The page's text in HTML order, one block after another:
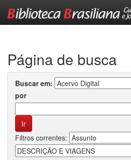
Página de busca
Buscar em:
por
Filtros correntes: